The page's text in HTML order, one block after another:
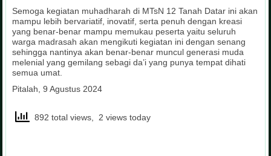
Semoga kegiatan muhadharah di MTsN 12 Tanah Datar ini akan
mampu lebih bervariatif, inovatif, serta penuh dengan kreasi
yang benar-benar mampu memukau peserta yaitu seluruh
warga madrasah akan mengikuti kegiatan ini dengan senang
sehingga nantinya akan benar-benar muncul generasi muda
melenial yang gemilang sebagi da’i yang punya tempat dihati
semua umat.
Pitalah, 9 Agustus 2024
892 total views, 2 views today